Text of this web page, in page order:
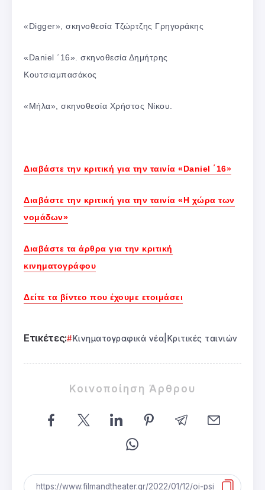
«Digger», σκηνοθεσία Τζώρτζης Γρηγοράκης
«Daniel ΄16». σκηνοθεσία Δημήτρης
Κουτσιαμπασάκος
«Μήλα», σκηνοθεσία Χρήστος Νίκου.
Διαβάστε την κριτική για την ταινία «Daniel ΄16»
Διαβάστε την κριτική για την ταινία «Η χώρα των
νομάδων»
Διαβάστε τα άρθρα για την κριτική
κινηματογράφου
Δείτε τα βίντεο που έχουμε ετοιμάσει
Ετικέτες: Κινηματογραφικά νέα|Κριτικές ταινιών
Κοινοποίηση Άρθρου